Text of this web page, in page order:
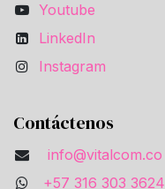
Youtube
LinkedIn
Instagram
Contáctenos
info@vitalcom.co
+57 316 303 3624